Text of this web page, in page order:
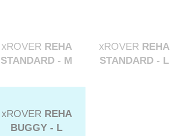
xROVER REHA
STANDARD - M
xROVER REHA
STANDARD - L
xROVER REHA
BUGGY - L